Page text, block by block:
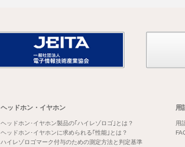
ヘッドホン・イヤホン
ヘッドホン･イヤホン製品の｢ハイレゾロゴ｣とは？
ヘッドホン･イヤホンに求められる｢性能｣とは？
ハイレゾロゴマーク付与のための測定方法と判定基準
用
用